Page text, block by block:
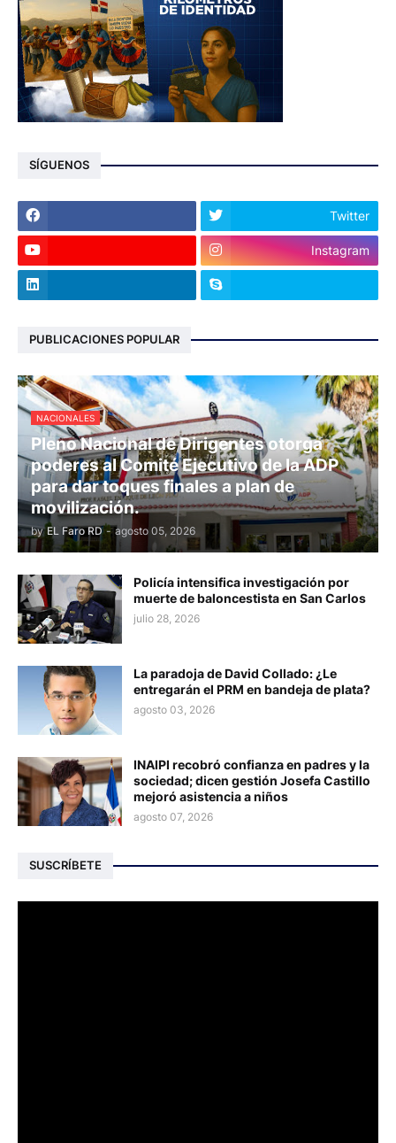
SÍGUENOS
Twitter
Instagram
PUBLICACIONES POPULAR
NACIONALES
Pleno Nacional de Dirigentes otorga
poderes al Comité Ejecutivo de la ADP
para dar toques finales a plan de
movilización.
by EL Faro RD - agosto 05, 2026
Policía intensifica investigación por
muerte de baloncestista en San Carlos
julio 28, 2026
La paradoja de David Collado: ¿Le
entregarán el PRM en bandeja de plata?
agosto 03, 2026
INAIPI recobró confianza en padres y la
sociedad; dicen gestión Josefa Castillo
mejoró asistencia a niños
agosto 07, 2026
SUSCRÍBETE